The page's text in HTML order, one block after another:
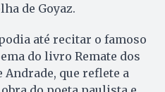
de Goyaz.
até recitar o famoso
do livro Remate dos
Andrade, que reflete a